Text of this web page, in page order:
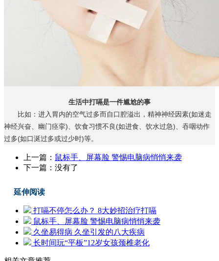
生活中打嗝是一件尴尬的事
比如：进入胃内的空气过多而自口腔溢出，精神神经因素(如迷走
神经兴奋、幽门痉挛)、饮食习惯不良(如进食、饮水过急)、吞咽动作
过多(如口涎过多或过少时)等。
上一篇： 鼠标手、屏幕脸 警惕电脑病悄悄来袭
下一篇：没有了
延伸阅读
打嗝不停怎么办？ 8大妙招治疗打嗝
鼠标手、屏幕脸 警惕电脑病悄悄来袭
久坐易得病 久坐引发的八大疾病
长时间玩“平板”12岁女孩颈椎老化